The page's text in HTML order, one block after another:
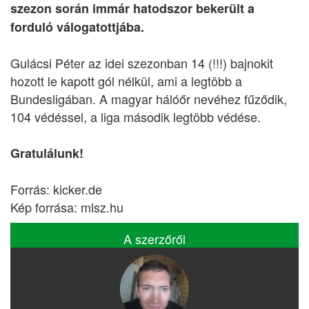
szezon során immár hatodszor bekerült a
forduló válogatottjába.
Gulácsi Péter az idei szezonban 14 (!!!) bajnokit
hozott le kapott gól nélkül, ami a legtöbb a
Bundesligában. A magyar hálóőr nevéhez fűződik,
104 védéssel, a liga második legtöbb védése.
Gratulálunk!
Forrás: kicker.de
Kép forrása: mlsz.hu
A szerzőről